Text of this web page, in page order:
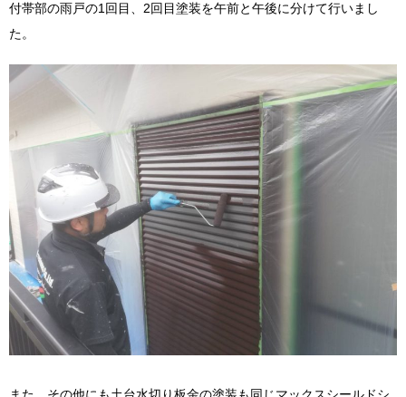
付帯部の雨戸の1回目、2回目塗装を午前と午後に分けて行いまし
た。